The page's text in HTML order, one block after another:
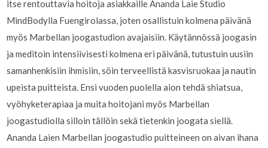
itse rentouttavia hoitoja asiakkaille Ananda Laie Studio
MindBodylla Fuengirolassa, joten osallistuin kolmena päivänä
myös Marbellan joogastudion avajaisiin. Käytännössä joogasin
ja meditoin intensiivisesti kolmena eri päivänä, tutustuin uusiin
samanhenkisiin ihmisiin, söin terveellistä kasvisruokaa ja nautin
upeista puitteista. Ensi vuoden puolella aion tehdä shiatsua,
vyöhyketerapiaa ja muita hoitojani myös Marbellan
joogastudiolla silloin tällöin sekä tietenkin joogata siellä.
Ananda Laien Marbellan joogastudio puitteineen on aivan ihana